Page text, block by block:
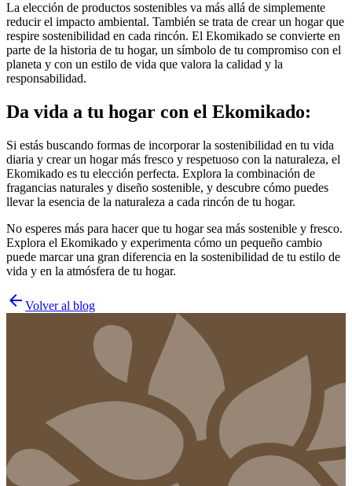
La elección de productos sostenibles va más allá de simplemente
reducir el impacto ambiental. También se trata de crear un hogar que
respire sostenibilidad en cada rincón. El Ekomikado se convierte en
parte de la historia de tu hogar, un símbolo de tu compromiso con el
planeta y con un estilo de vida que valora la calidad y la
responsabilidad.
Da vida a tu hogar con el Ekomikado:
Si estás buscando formas de incorporar la sostenibilidad en tu vida
diaria y crear un hogar más fresco y respetuoso con la naturaleza, el
Ekomikado es tu elección perfecta. Explora la combinación de
fragancias naturales y diseño sostenible, y descubre cómo puedes
llevar la esencia de la naturaleza a cada rincón de tu hogar.
No esperes más para hacer que tu hogar sea más sostenible y fresco.
Explora el Ekomikado y experimenta cómo un pequeño cambio
puede marcar una gran diferencia en la sostenibilidad de tu estilo de
vida y en la atmósfera de tu hogar.
arrow_back Volver al blog